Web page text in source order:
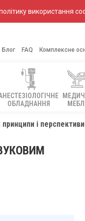
використання
Блог FAQ Комплексне
ОБЛАДНАННЯ
МЕБЛІ
і